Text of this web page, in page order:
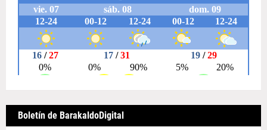
Boletín de BarakaldoDigital